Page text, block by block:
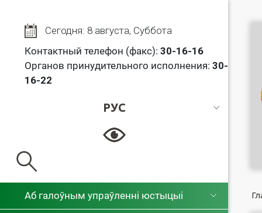
Сегодня: 8 августа, Суббота
Контактный телефон (факс): 30-16-16
Органов принудительного исполнения: 30-
16-22
РУС
РУС
Аб галоўным упраўленні юстыцыі